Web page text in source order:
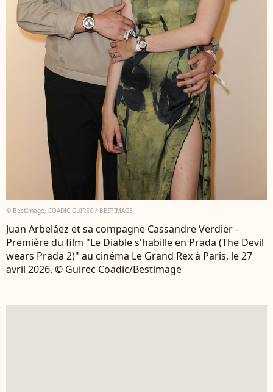
© BestImage, COADIC GUIREC / BESTIMAGE
Juan Arbeláez et sa compagne Cassandre Verdier -
Première du film "Le Diable s'habille en Prada (The Devil
wears Prada 2)" au cinéma Le Grand Rex à Paris, le 27
avril 2026. © Guirec Coadic/Bestimage